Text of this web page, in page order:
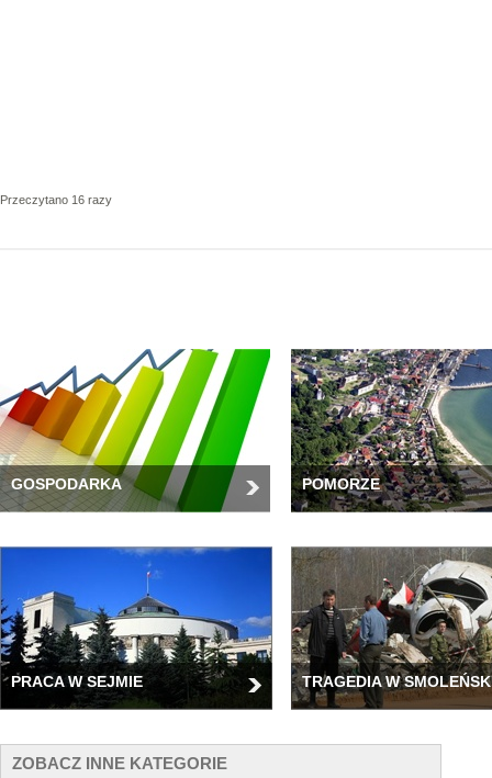
Przeczytano 16 razy
GOSPODARKA POMORZE
PRACA W SEJMIE TRAGEDIA W
ZOBACZ INNE KATEGORIE